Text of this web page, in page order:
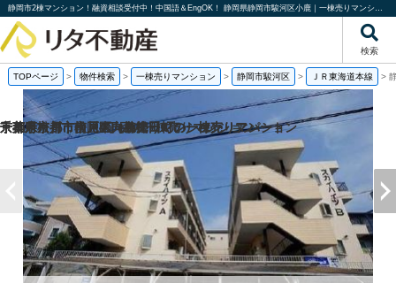
静岡市2棟マンション！融資相談受付中！中国語＆EngOK！ 静岡県静岡市駿河区小鹿｜一棟売りマンション｜投資物件や収益物件｜株式会社リタ不動産
検索
TOPページ > 物件検索 > 一棟売りマンション > 静岡市駿河区 > ＪＲ東海道本線 >
京都府京都市伏見区向島津田町の一棟売りマンション
京都府京都市南区東九条松田町の一棟売りアパート
千葉県市川市市川4丁目の一棟売りマンション
千葉県松戸市松戸の一棟売りマンション